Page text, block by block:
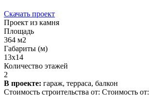
Скачать проект
Проект из камня
Площадь
364 м2
Габариты (м)
13x14
Количество этажей
2
В проекте: гараж, терраса, балкон
Стоимость строительства от: Стоимость от: